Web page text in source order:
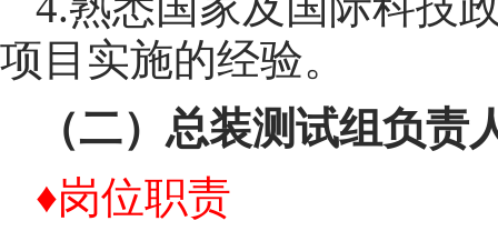
项目实施的经验。
（二）总装测试组负责
♦岗位职责